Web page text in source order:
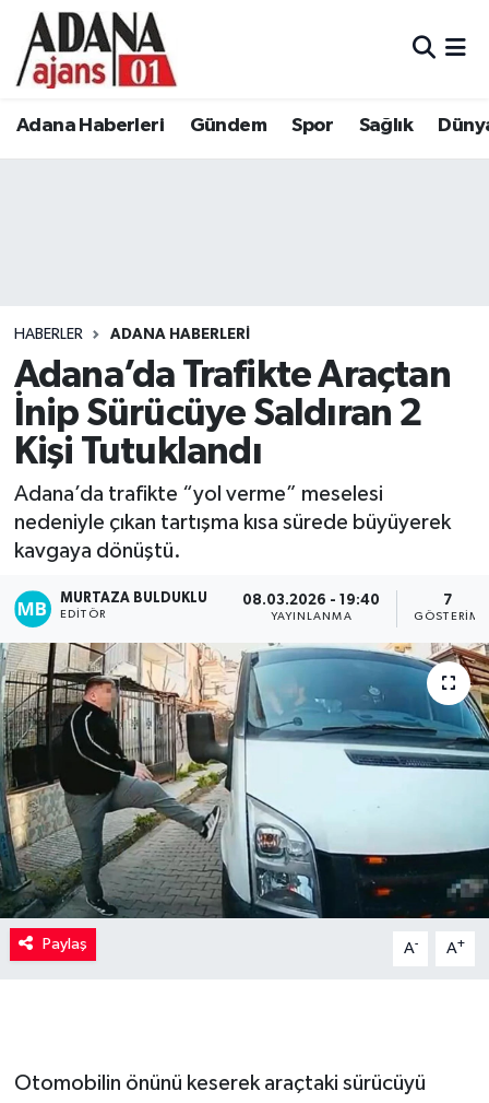
Adana Haberleri Gündem Spor Sağlık
HABERLER ADANA HABERLERI
Adana’da Trafikte Araçtan
İnip Sürücüye Saldıran 2
Kişi Tutuklandı
Adana’da trafikte “yol verme” meselesi
nedeniyle çıkan tartışma kısa sürede büyüyerek
kavgaya dönüştü.
MURTAZA BULDUKLU
EDITÖR
08.03.2026 - 19:40
YAYINLANMA
7
GÖSTERIM
Paylaş A- A+
Otomobilin önünü keserek araçtaki sürücüyü
Adana Haberleri
Eğitim
Siyaset
Kadın
Yaşam
Adana Nöbetçi Eczaneler
Tüm Manşetler
Son Dakika Haberleri